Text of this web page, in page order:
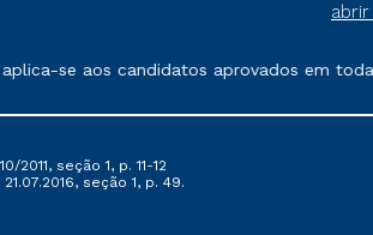
de serviços
se aos candidatos aprovados em
2011, seção 1, p. 11-12
seção 1, p. 49.